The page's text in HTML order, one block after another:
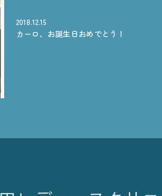
2018.12.15
カーロ、お誕生日おめでとう！